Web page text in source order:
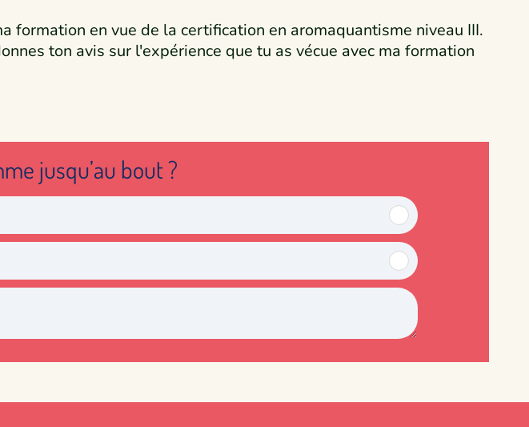
formation en vue de la certification en aromaquantisme niveau III.
ton avis sur l'expérience que tu as vécue avec ma formation
jusqu’au bout ?